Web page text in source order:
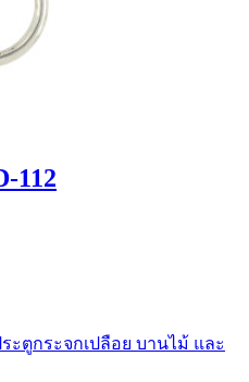
112
ะตูกระจกเปลือย บานไม้ และ